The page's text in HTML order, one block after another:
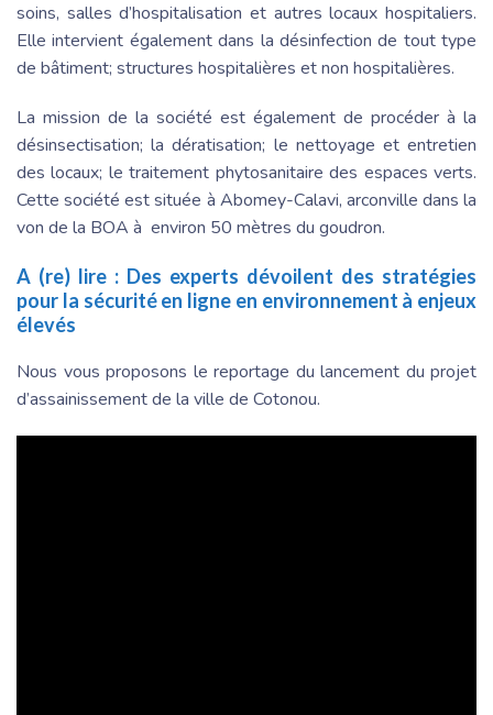
soins, salles d’hospitalisation et autres locaux hospitaliers.
Elle intervient également dans la désinfection de tout type
de bâtiment; structures hospitalières et non hospitalières.
La mission de la société est également de procéder à la
désinsectisation; la dératisation; le nettoyage et entretien
des locaux; le traitement phytosanitaire des espaces verts.
Cette société est située à Abomey-Calavi, arconville dans la
von de la BOA à environ 50 mètres du goudron.
A (re) lire : Des experts dévoilent des stratégies
pour la sécurité en ligne en environnement à enjeux
élevés
Nous vous proposons le reportage du lancement du projet
d’assainissement de la ville de Cotonou.